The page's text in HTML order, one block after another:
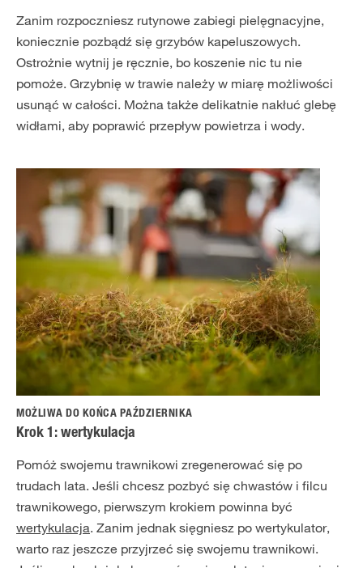
Zanim rozpoczniesz rutynowe zabiegi pielęgnacyjne,
koniecznie pozbądź się grzybów kapeluszowych.
Ostrożnie wytnij je ręcznie, bo koszenie nic tu nie
pomoże. Grzybnię w trawie należy w miarę możliwości
usunąć w całości. Można także delikatnie nakłuć glebę
widłami, aby poprawić przepływ powietrza i wody.
MOŻLIWA DO KOŃCA PAŹDZIERNIKA
Krok 1: wertykulacja
Pomóż swojemu trawnikowi zregenerować się po
trudach lata. Jeśli chcesz pozbyć się chwastów i filcu
trawnikowego, pierwszym krokiem powinna być
wertykulacja. Zanim jednak sięgniesz po wertykulator,
warto raz jeszcze przyjrzeć się swojemu trawnikowi.